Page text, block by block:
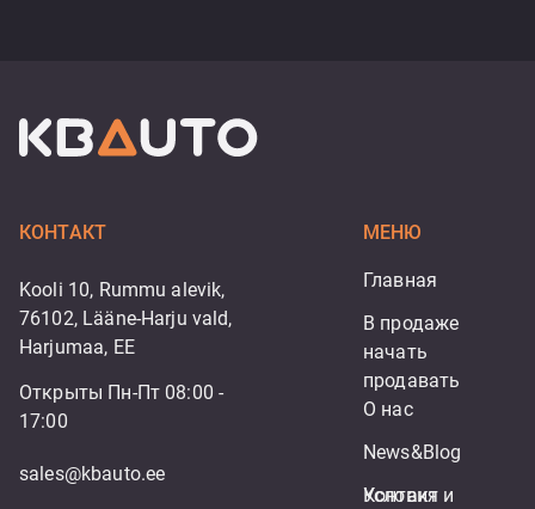
КОНТАКТ
Kooli 10, Rummu alevik,
76102, Lääne-Harju vald,
Harjumaa, EE
Открыты Пн-Пт 08:00 -
17:00
sales@kbauto.ee
МЕНЮ
Главная
В продаже
начать
продавать
О нас
News&Blog
Контакт
Условия и